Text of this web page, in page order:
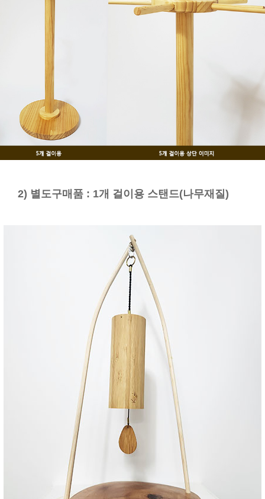
2) 별도구매품 : 1개 걸이용 스탠드(나무재질)